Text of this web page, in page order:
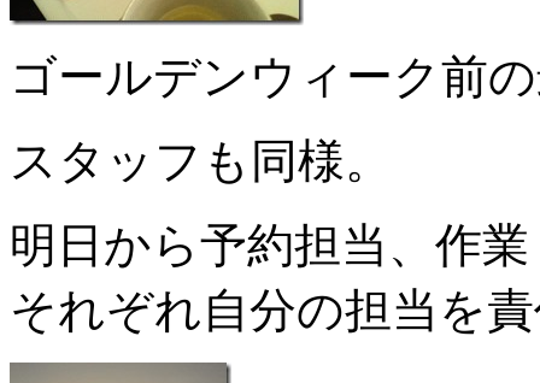
ゴールデンウィーク前
スタッフも同様。
明日から予約担当、作
それぞれ自分の担当を